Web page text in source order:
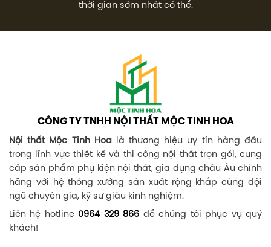
thời gian sớm nhất có thể.
CÔNG TY TNHH NỘI THẤT MỘC TINH HOA
Nội thất Mộc Tinh Hoalà thương hiệu uy tín hàng đầu
trong lĩnh vực thiết kế và thi công nội thất trọn gói, cung
cấp sản phẩm phụ kiện nội thất, gia dụng châu Âu chính
hãng với hệ thống xưởng sản xuất rộng khắp cùng đội
ngũ chuyên gia, kỹ sư giàu kinh nghiệm.
Liên hệ hotline 0964 329 866 để chúng tôi phục vụ quý
khách!